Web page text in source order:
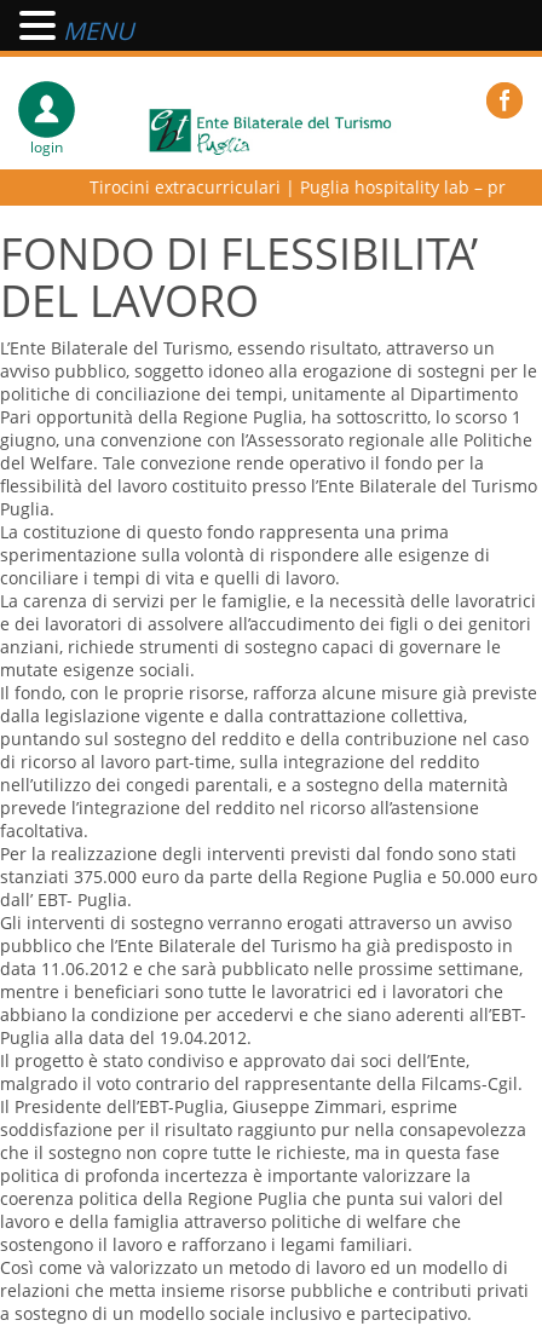
login
Tirocini extracurriculari|Puglia hospitality lab –
FONDO DI FLESSIBILITA’
DEL LAVORO
L’Ente Bilaterale del Turismo, essendo risultato, attraverso un
avviso pubblico, soggetto idoneo alla erogazione di sostegni per le
politiche di conciliazione dei tempi, unitamente al Dipartimento
Pari opportunità della Regione Puglia, ha sottoscritto, lo scorso 1
giugno, una convenzione con l’Assessorato regionale alle Politiche
del Welfare. Tale convezione rende operativo il fondo per la
flessibilità del lavoro costituito presso l’Ente Bilaterale del Turismo
Puglia.
La costituzione di questo fondo rappresenta una prima
sperimentazione sulla volontà di rispondere alle esigenze di
conciliare i tempi di vita e quelli di lavoro.
La carenza di servizi per le famiglie, e la necessità delle lavoratrici
e dei lavoratori di assolvere all’accudimento dei figli o dei genitori
anziani, richiede strumenti di sostegno capaci di governare le
mutate esigenze sociali.
Il fondo, con le proprie risorse, rafforza alcune misure già previste
dalla legislazione vigente e dalla contrattazione collettiva,
puntando sul sostegno del reddito e della contribuzione nel caso
di ricorso al lavoro part-time, sulla integrazione del reddito
nell’utilizzo dei congedi parentali, e a sostegno della maternità
prevede l’integrazione del reddito nel ricorso all’astensione
facoltativa.
Per la realizzazione degli interventi previsti dal fondo sono stati
stanziati 375.000 euro da parte della Regione Puglia e 50.000 euro
dall’ EBT- Puglia.
Gli interventi di sostegno verranno erogati attraverso un avviso
pubblico che l’Ente Bilaterale del Turismo ha già predisposto in
data 11.06.2012 e che sarà pubblicato nelle prossime settimane,
mentre i beneficiari sono tutte le lavoratrici ed i lavoratori che
abbiano la condizione per accedervi e che siano aderenti all’EBT-
Puglia alla data del 19.04.2012.
Il progetto è stato condiviso e approvato dai soci dell’Ente,
malgrado il voto contrario del rappresentante della Filcams-Cgil.
Il Presidente dell’EBT-Puglia, Giuseppe Zimmari, esprime
soddisfazione per il risultato raggiunto pur nella consapevolezza
che il sostegno non copre tutte le richieste, ma in questa fase
politica di profonda incertezza è importante valorizzare la
coerenza politica della Regione Puglia che punta sui valori del
lavoro e della famiglia attraverso politiche di welfare che
sostengono il lavoro e rafforzano i legami familiari.
Così come và valorizzato un metodo di lavoro ed un modello di
relazioni che metta insieme risorse pubbliche e contributi privati
a sostegno di un modello sociale inclusivo e partecipativo.
MENU